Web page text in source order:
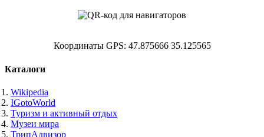
Координаты GPS: 47.875666 35.125565
Каталоги
Wikipedia
IGotoWorld
Туризм и активный отдых
Музеи мира
ТрипАдвизор